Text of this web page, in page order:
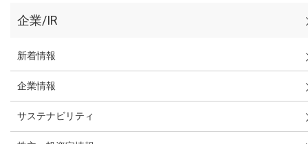
企業/IR
新着情報
企業情報
サステナビリティ